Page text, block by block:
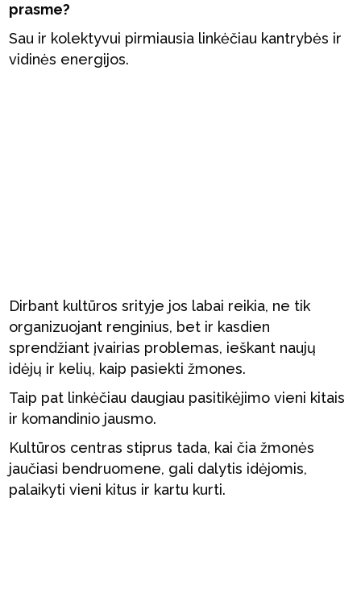
prasme?
Sau ir kolektyvui pirmiausia linkėčiau kantrybės ir
vidinės energijos.
Dirbant kultūros srityje jos labai reikia, ne tik
organizuojant renginius, bet ir kasdien
sprendžiant įvairias problemas, ieškant naujų
idėjų ir kelių, kaip pasiekti žmones.
Taip pat linkėčiau daugiau pasitikėjimo vieni kitais
ir komandinio jausmo.
Kultūros centras stiprus tada, kai čia žmonės
jaučiasi bendruomene, gali dalytis idėjomis,
palaikyti vieni kitus ir kartu kurti.